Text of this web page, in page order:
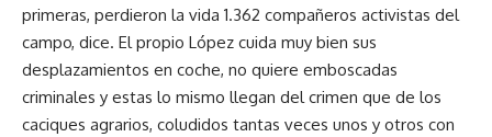
primeras, perdieron la vida 1.362 compañeros activistas del
campo, dice. El propio López cuida muy bien sus
desplazamientos en coche, no quiere emboscadas
criminales y estas lo mismo llegan del crimen que de los
caciques agrarios, coludidos tantas veces unos y otros con